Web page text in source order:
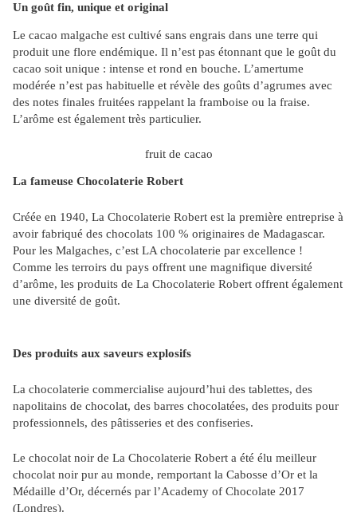
Un goût fin, unique et original
Le cacao malgache est cultivé sans engrais dans une terre qui
produit une flore endémique. Il n’est pas étonnant que le goût du
cacao soit unique : intense et rond en bouche. L’amertume
modérée n’est pas habituelle et révèle des goûts d’agrumes avec
des notes finales fruitées rappelant la framboise ou la fraise.
L’arôme est également très particulier.
fruit de cacao
La fameuse Chocolaterie Robert
Créée en 1940, La Chocolaterie Robert est la première entreprise à
avoir fabriqué des chocolats 100 % originaires de Madagascar.
Pour les Malgaches, c’est LA chocolaterie par excellence !
Comme les terroirs du pays offrent une magnifique diversité
d’arôme, les produits de La Chocolaterie Robert offrent également
une diversité de goût.
Des produits aux saveurs explosifs
La chocolaterie commercialise aujourd’hui des tablettes, des
napolitains de chocolat, des barres chocolatées, des produits pour
professionnels, des pâtisseries et des confiseries.
Le chocolat noir de La Chocolaterie Robert a été élu meilleur
chocolat noir pur au monde, remportant la Cabosse d’Or et la
Médaille d’Or, décernés par l’Academy of Chocolate 2017
(Londres).